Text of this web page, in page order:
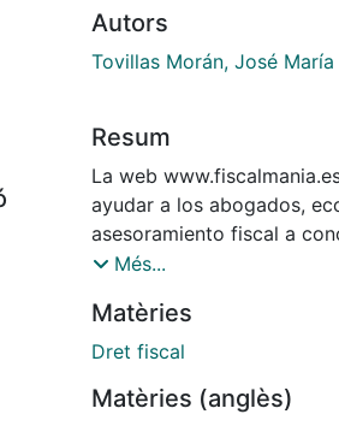
Autors
Tovillas Morán, José María
Resum
La web www.fiscalmania.es nace con la voluntad
ayudar a los abogados,
asesoramiento fiscal a
y las resoluciones administrativas
sus clientes.
Més...
Matèries
Dret fiscal
Matèries (anglès)